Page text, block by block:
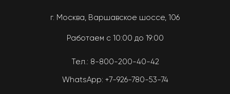
г. Москва, Варшавское шоссе, 106
Работаем с 10:00 до 19:00
Тел.: 8-800-200-40-42
WhatsApp: +7-926-780-53-74